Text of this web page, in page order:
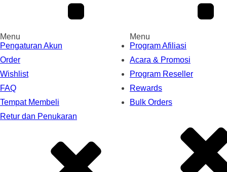
Menu
Pengaturan Akun
Order
Wishlist
FAQ
Tempat Membeli
Retur dan Penukaran
Menu
Program Afiliasi
Acara & Promosi
Program Reseller
Rewards
Bulk Orders